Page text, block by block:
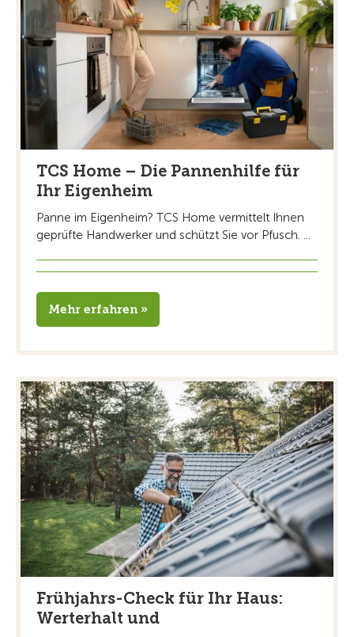
TCS Home – Die Pannenhilfe für
Ihr Eigenheim
Panne im Eigenheim? TCS Home vermittelt Ihnen
geprüfte Handwerker und schützt Sie vor Pfusch. ...
Mehr erfahren »
Frühjahrs-Check für Ihr Haus:
Werterhalt und